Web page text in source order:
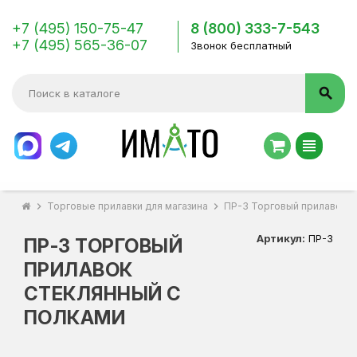
+7 (495) 150-75-47
+7 (495) 565-36-07
8 (800) 333-7-543
Звонок бесплатный
search
view_headline
chevron_right Торговые прилавки для магазина chevron_right ПР-3 Торговый прилавок
ПР-3 ТОРГОВЫЙ
ПРИЛАВОК
СТЕКЛЯННЫЙ С
ПОЛКАМИ
Артикул: ПР-3